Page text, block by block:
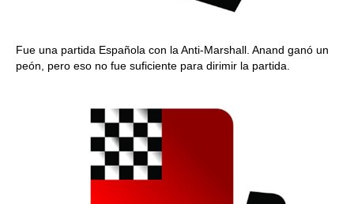
Fue una partida Española con la Anti-Marshall. Anand ganó un
peón, pero eso no fue suficiente para dirimir la partida.